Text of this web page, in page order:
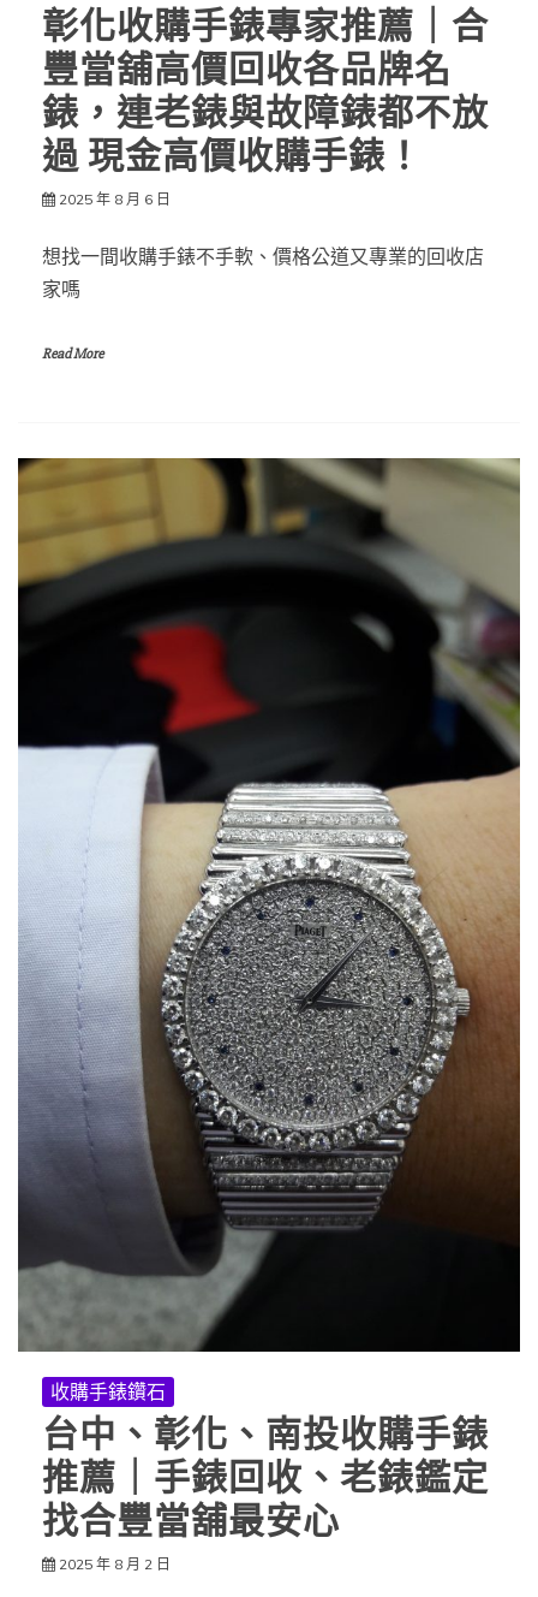
彰化收購手錶專家推薦｜合
豐當舖高價回收各品牌名
錶，連老錶與故障錶都不放
過 現金高價收購手錶！
2025 年 8 月 6 日
想找一間收購手錶不手軟、價格公道又專業的回收店
家嗎
Read More
收購手錶鑽石
台中、彰化、南投收購手錶
推薦｜手錶回收、老錶鑑定
找合豐當舖最安心
2025 年 8 月 2 日